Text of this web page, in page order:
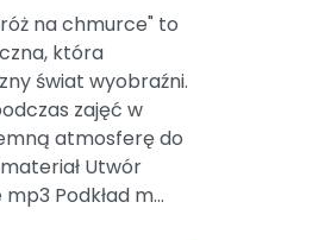
na chmurce" to
która
świat wyobraźni.
zajęć w
atmosferę do
Utwór
Podkład m...